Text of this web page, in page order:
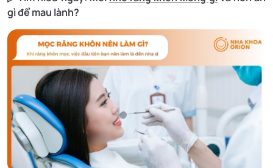
gì để mau lành?